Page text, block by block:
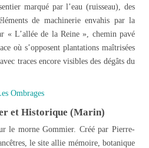
marqué par l’eau (ruisseau), des
de machinerie envahis par la
« L’allée de la Reine », chemin pavé
où s’opposent plantations maîtrisées
traces encore visibles des dégâts du
Ombrages
et Historique (Marin)
le morne Gommier. Créé par Pierre-
le site allie mémoire, botanique